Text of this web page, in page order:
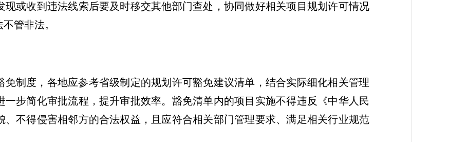
或收到违法线索后要及时移交其他部门查处，协同做好相关项目规划许可情况
管非法。
免制度，各地应参考省级制定的规划许可豁免建议清单，结合实际细化相关管理
步简化审批流程，提升审批效率。豁免清单内的项目实施不得违反《中华人民
不得侵害相邻方的合法权益，且应符合相关部门管理要求、满足相关行业规范